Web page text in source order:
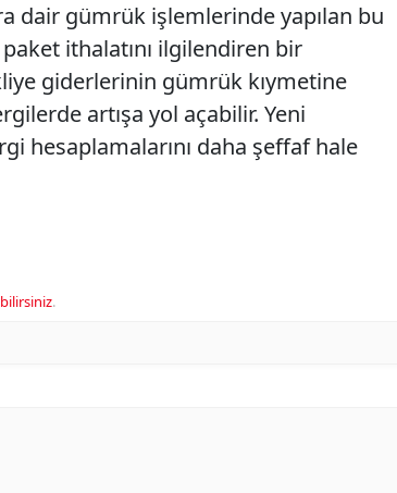
dair gümrük işlemlerinde yapılan bu
ithalatını ilgilendiren bir
giderlerinin gümrük kıymetine
artışa yol açabilir. Yeni
hesaplamalarını daha şeffaf hale
.